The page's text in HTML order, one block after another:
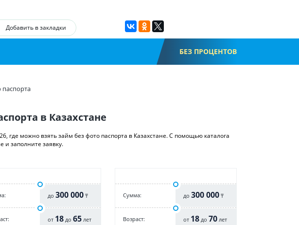
Добавить в закладки
БЕЗ ПРОЦЕНТОВ
паспорта
в Казахстане
где можно взять займ без фото паспорта в Казахстане. С помощью каталога
и заполните заявку.
до300 000 ₸
от 18 до65 лет
Cумма: до300 000 ₸
Возраст: от 18 до 70 лет